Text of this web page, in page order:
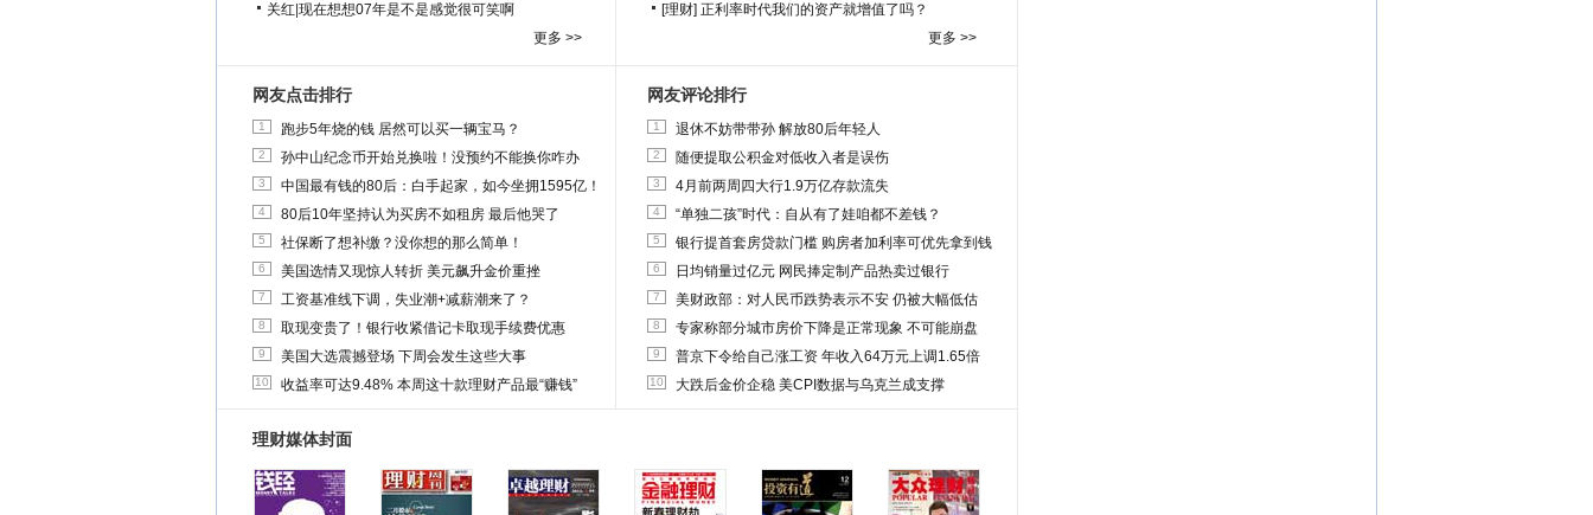
关红 现在想想07年是不是感觉很可笑啊
更多 >>
[理财] 正利率时代我们的资产就增值了吗？
更多 >>
网友点击排行
1 跑步5年烧的钱 居然可以买一辆宝马？
2 孙中山纪念币开始兑换啦！没预约不能换你咋办
3 中国最有钱的80后：白手起家，如今坐拥1595亿！
4 80后10年坚持认为买房不如租房 最后他哭了
5 社保断了想补缴？没你想的那么简单！
6 美国选情又现惊人转折 美元飙升金价重挫
7 工资基准线下调，失业潮+减薪潮来了？
8 取现变贵了！银行收紧借记卡取现手续费优惠
9 美国大选震撼登场 下周会发生这些大事
10 收益率可达9.48% 本周这十款理财产品最“赚钱”
网友评论排行
1 退休不妨带带孙 解放80后年轻人
2 随便提取公积金对低收入者是误伤
3 4月前两周四大行1.9万亿存款流失
4 “单独二孩”时代：自从有了娃咱都不差钱？
5 银行提首套房贷款门槛 购房者加利率可优先拿到钱
6 日均销量过亿元 网民捧定制产品热卖过银行
7 美财政部：对人民币跌势表示不安 仍被大幅低估
8 专家称部分城市房价下降是正常现象 不可能崩盘
9 普京下令给自己涨工资 年收入64万元上调1.65倍
10 大跌后金价企稳 美CPI数据与乌克兰成支撑
理财媒体封面